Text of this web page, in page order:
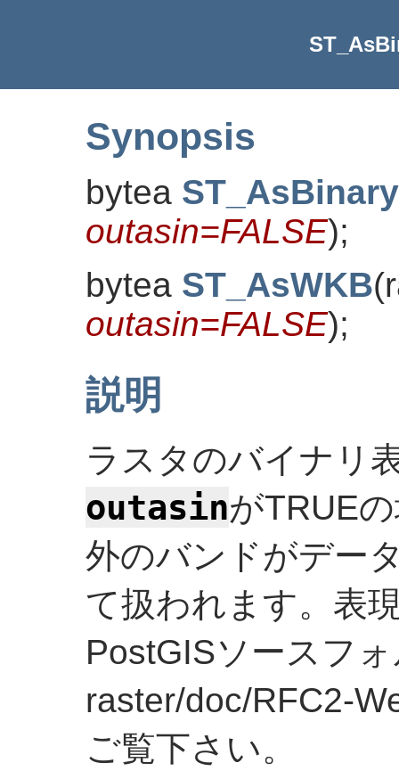
Synopsis
bytea ST_AsBinary
outasin=FALSE);
bytea ST_AsWKB(
outasin=FALSE);
説明
ラスタのバイナリ
outasinがTRUE
外のバンドがデー
て扱われます。表
PostGISソースフ
raster/doc/RFC2-
ご覧下さい。